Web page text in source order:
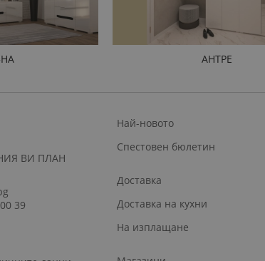
АНТРЕ
ВИ ПЛАН
39
Най-новото
Спестовен бюлетин
Доставка
Доставка на кухни
На изплащане